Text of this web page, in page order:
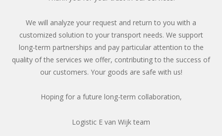
We will analyze your request and return to you with a
customized solution to your transport needs. We support
long-term partnerships and pay particular attention to the
quality of the services we offer, contributing to the success of
our customers. Your goods are safe with us!
Hoping for a future long-term collaboration,
Logistic E van Wijk team